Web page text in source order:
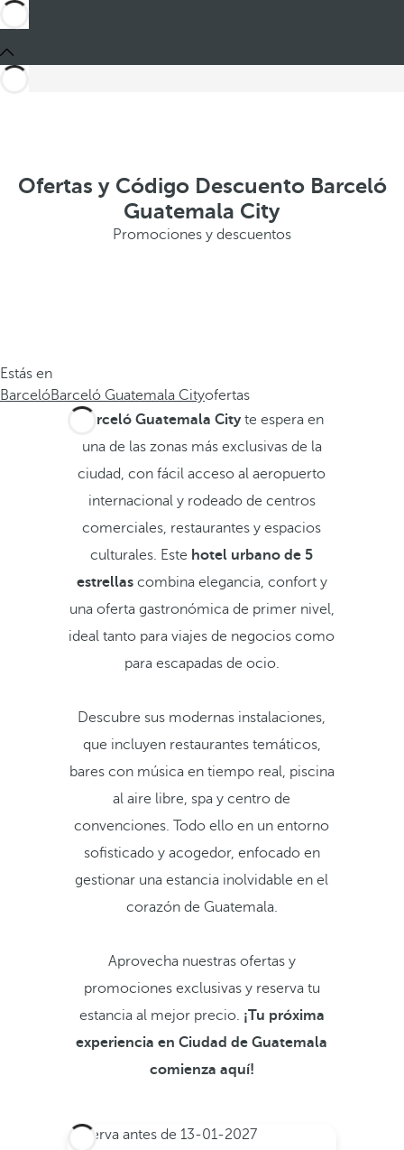
Ofertas y Código Descuento Barceló
Guatemala City
Promociones y descuentos
Estás en
BarcelóBarceló Guatemala Cityofertas
Barceló Guatemala Cityte espera en
una de las zonas más exclusivas de la
ciudad, con fácil acceso al aeropuerto
internacional y rodeado de centros
comerciales, restaurantes y espacios
culturales. Este hotel urbano de 5
estrellascombina elegancia, confort y
una oferta gastronómica de primer nivel,
ideal tanto para viajes de negocios como
para escapadas de ocio.
Descubre sus modernas instalaciones,
que incluyen restaurantes temáticos,
bares con música en tiempo real, piscina
al aire libre, spa y centro de
convenciones. Todo ello en un entorno
sofisticado y acogedor, enfocado en
gestionar una estancia inolvidable en el
corazón de Guatemala.
Aprovecha nuestras ofertas y
promociones exclusivas y reserva tu
estancia al mejor precio. ¡Tu próxima
experiencia en Ciudad de Guatemala
comienza aquí!
Reserva antes de 13-01-2027